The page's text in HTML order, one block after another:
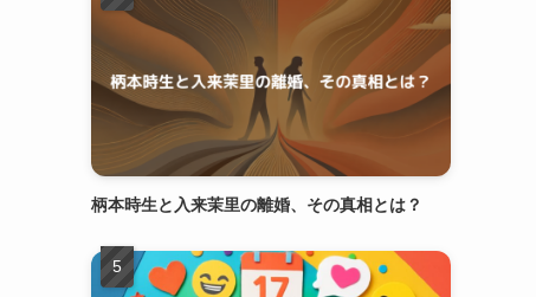
柄本時生と入来茉里の離婚、その真相とは？